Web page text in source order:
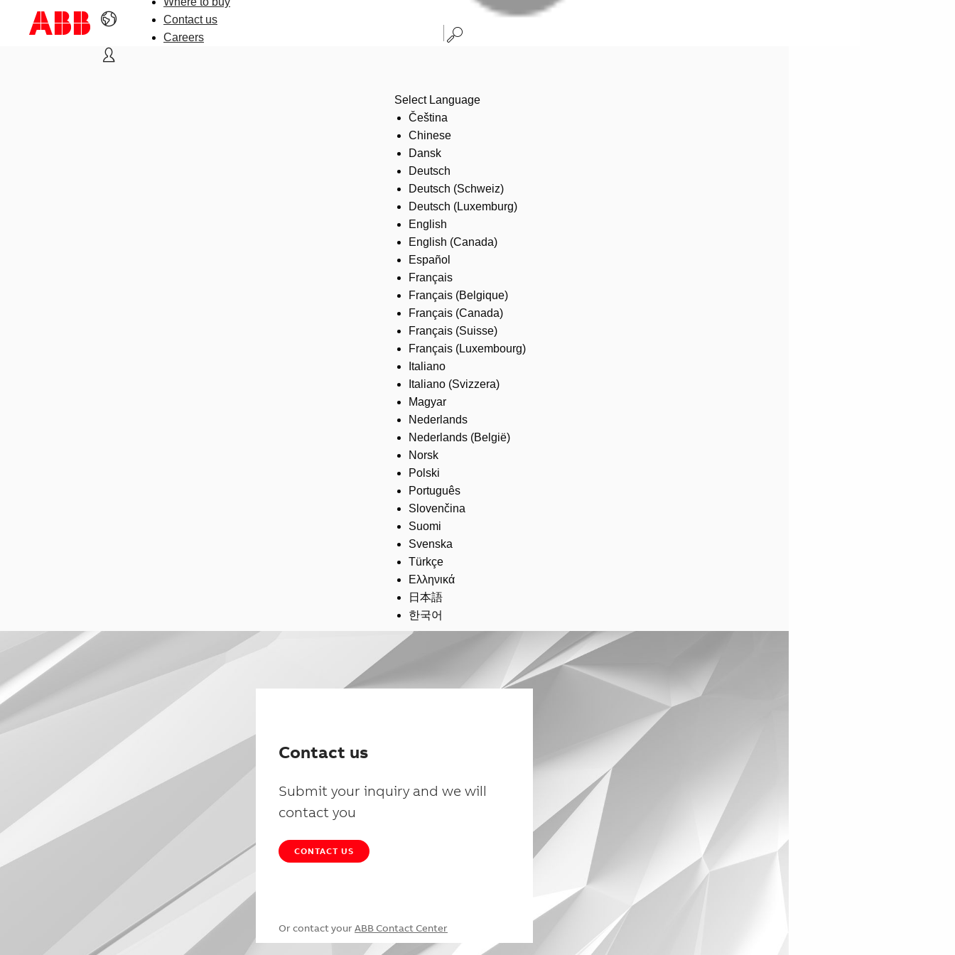
Contact us
Careers
Select Language
Čeština
Chinese
Dansk
Deutsch
Deutsch (Schweiz)
Deutsch (Luxemburg)
English
English (Canada)
Español
Français
Français (Belgique)
Français (Canada)
Français (Suisse)
Français (Luxembourg)
Italiano
Italiano (Svizzera)
Magyar
Nederlands
Nederlands (België)
Norsk
Polski
Português
Slovenčina
Suomi
Svenska
Türkçe
Ελληνικά
日本語
한국어
Contact us
Submit your inquiry and we will
contact you
CONTACT US
Or contact your ABB Contact Center